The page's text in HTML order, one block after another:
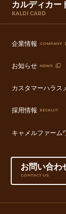
カルディカー
KALDI CARD
企業情報 COMPANY
お知らせ NEWS
カスタマーハラス
採用情報 RECRUIT
キャメルファーム
お問い合わ
CONTACT US